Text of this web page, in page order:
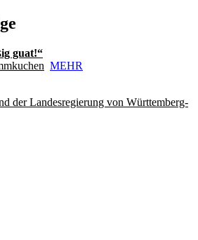
guat!“
MEHR
der Landesregierung von Württemberg-